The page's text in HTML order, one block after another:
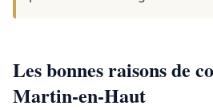
Les bonnes raisons de
Martin-en-Haut